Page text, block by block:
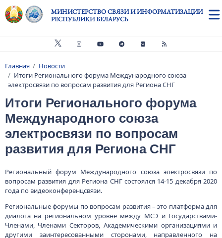
Перейти к основному содержанию
МИНИСТЕРСТВО СВЯЗИ И ИНФОРМАТИЗАЦИИ
РЕСПУБЛИКИ БЕЛАРУСЬ
Строка навигации
Главная
Новости
Итоги Регионального форума Международного союза
электросвязи по вопросам развития для Региона СНГ
Итоги Регионального форума
Международного союза
электросвязи по вопросам
развития для Региона СНГ
Региональный форум Международного союза электросвязи по
вопросам развития для Региона СНГ состоялся 14-15 декабря 2020
года по видеоконференцсвязи.
Региональные форумы по вопросам развития – это платформа для
диалога на региональном уровне между МСЭ и Государствами-
Членами, Членами Секторов, Академическими организациями и
другими заинтересованными сторонами, направленного на